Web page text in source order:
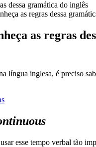
as regras dessa
as regras
língua inglesa, é preciso
esse tempo verbal tão